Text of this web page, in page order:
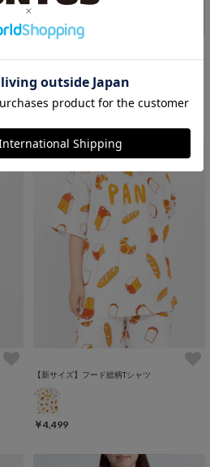
【新サイズ】フード総柄Tシャツ
￥4,499
【新サイズ】フード総柄Tシャツ
￥4,499